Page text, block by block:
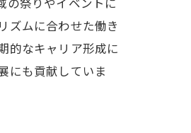
ズムに合わせた働き
的なキャリア形成に
にも貢献していま